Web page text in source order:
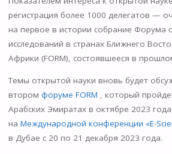
ni
ki
регистрация более 1000 делегатов —
на первое в истории собрание Форума
исследований в странах Ближнего
Африки (FORM), состоявшееся в
Темы открытой науки вновь будет
втором форуме FORM , который
Арабских Эмиратах в октябре 2023
на Международной конференции «E-
в Дубае с 20 по 21 декабря 2023 года.